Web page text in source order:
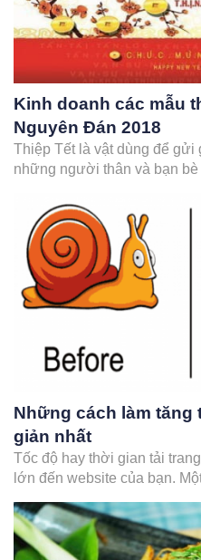
Kinh doanh các mẫu
Nguyên Đán 2018
Thiệp Tết là vật dùng để
những người thân và bạn
Tết quan trọng. Không chỉ
mà…
Những cách làm tăng
giản nhất
Tốc độ hay thời gian tải
lớn đến website của bạn.
Google, giúp người dùng có
để…